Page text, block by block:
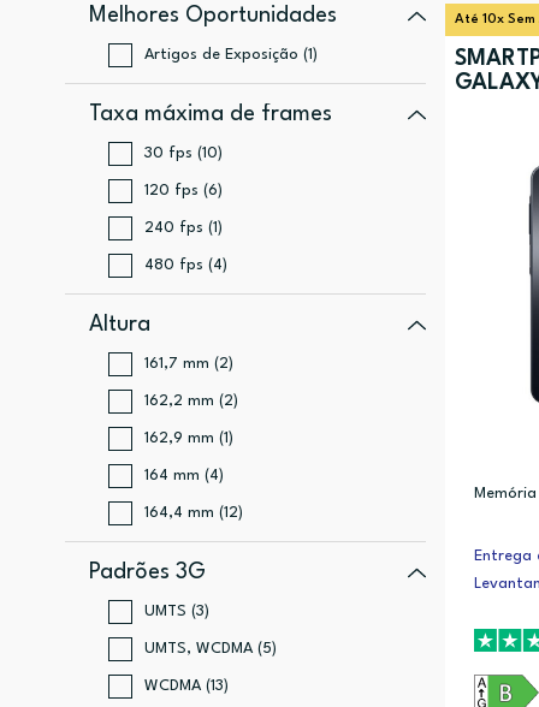
Melhores Oportunidades
Artigos de Exposição (1)
Taxa máxima de frames
30 fps (10)
120 fps (6)
240 fps (1)
480 fps (4)
Altura
161,7 mm (2)
162,2 mm (2)
162,9 mm (1)
164 mm (4)
164,4 mm (12)
Padrões 3G
UMTS (3)
UMTS, WCDMA (5)
WCDMA (13)
Até 10x Sem
Memória
Entrega